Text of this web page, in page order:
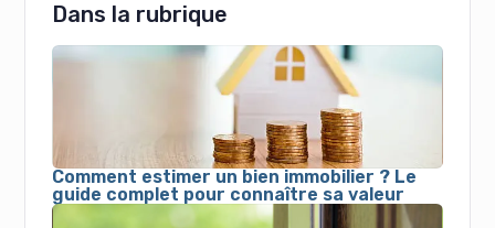
Dans la rubrique
Comment estimer un bien immobilier ? Le
guide complet pour connaître sa valeur